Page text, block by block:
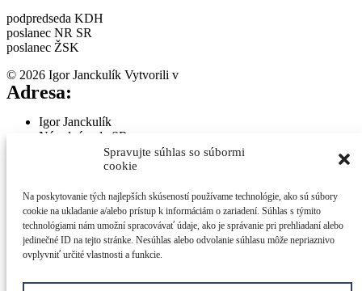
Spravujte súhlas so súbormi
cookie
Na poskytovanie tých najlepších skúseností používame technológie, ako sú súbory
cookie na ukladanie a/alebo prístup k informáciám o zariadení. Súhlas s týmito
technológiami nám umožní spracovávať údaje, ako je správanie pri prehliadaní alebo
jedinečné ID na tejto stránke. Nesúhlas alebo odvolanie súhlasu môže nepriaznivo
ovplyvniť určité vlastnosti a funkcie.
podpredseda KDH
poslanec NR SR
poslanec ŽSK
© 2026 Igor Janckulík Vytvorili v
Adresa:
Igor Janckulík
Národná rada SR
Nám. Alexandra Dubčeka 1
812 80 Bratislava
E-mail:
igor.janckulik@nrsr.sk
Odkazy:
Oravský záchranný systém